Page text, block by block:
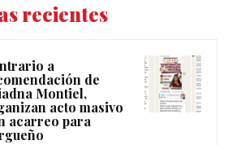
recientes
a
de
Montiel,
acto masivo
acarreo para